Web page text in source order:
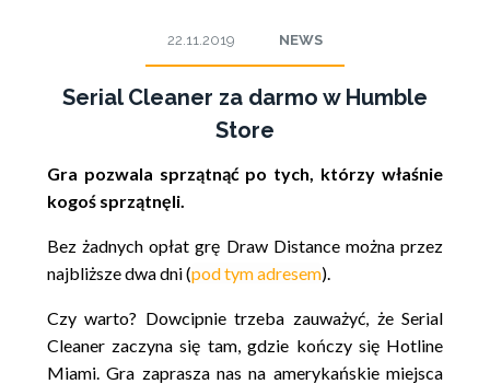
22.11.2019 NEWS
Serial Cleaner za darmo w Humble
Store
Gra pozwala sprzątnąć po tych, którzy właśnie
kogoś sprzątnęli.
Bez żadnych opłat grę Draw Distance można przez
najbliższe dwa dni (pod tym adresem).
Czy warto? Dowcipnie trzeba zauważyć, że Serial
Cleaner zaczyna się tam, gdzie kończy się Hotline
Miami. Gra zaprasza nas na amerykańskie miejsca